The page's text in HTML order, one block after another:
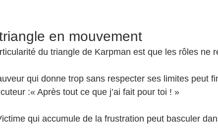
en mouvement
du triangle de Karpman est que les rôles ne
qui donne trop sans respecter ses limites peut
:« Après tout ce que j’ai fait pour toi ! »
qui accumule de la frustration peut basculer